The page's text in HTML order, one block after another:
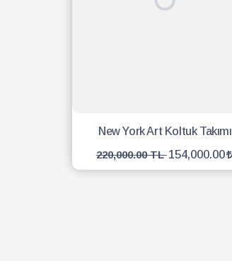
New York Art Koltuk Takımı
220,000.00 TL154,000.00